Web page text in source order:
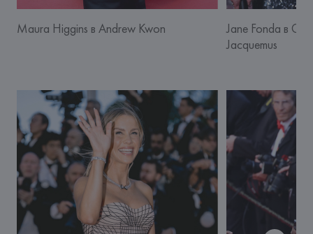
Maura Higgins в Andrew Kwon
Jane Fonda в
Jacquemus